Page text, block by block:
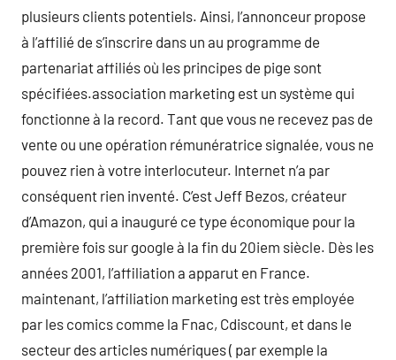
plusieurs clients potentiels. Ainsi, l’annonceur propose
à l’affilié de s’inscrire dans un au programme de
partenariat affiliés où les principes de pige sont
spécifiées.association marketing est un système qui
fonctionne à la record. Tant que vous ne recevez pas de
vente ou une opération rémunératrice signalée, vous ne
pouvez rien à votre interlocuteur. Internet n’a par
conséquent rien inventé. C’est Jeff Bezos, créateur
d’Amazon, qui a inauguré ce type économique pour la
première fois sur google à la fin du 20iem siècle. Dès les
années 2001, l’affiliation a apparut en France.
maintenant, l’affiliation marketing est très employée
par les comics comme la Fnac, Cdiscount, et dans le
secteur des articles numériques ( par exemple la